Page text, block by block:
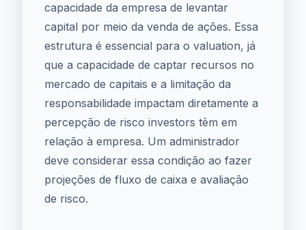
capacidade da empresa de levantar
capital por meio da venda de ações. Essa
estrutura é essencial para o valuation, já
que a capacidade de captar recursos no
mercado de capitais e a limitação da
responsabilidade impactam diretamente a
percepção de risco investors têm em
relação à empresa. Um administrador
deve considerar essa condição ao fazer
projeções de fluxo de caixa e avaliação
de risco.